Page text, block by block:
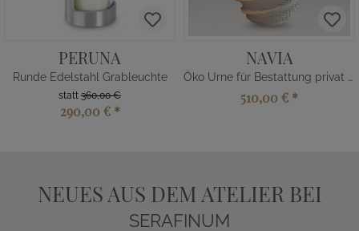
PERUNA
Runde Edelstahl Grableuchte
statt 360,00 €
290,00 € *
NAVIA
Öko Urne für Bestattung privat kaufen
510,00 € *
NEUES AUS DEM ATELIER BEI
SERAFINUM